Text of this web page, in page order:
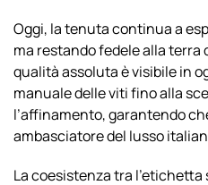
Oggi, la tenuta continua a
ma restando fedele alla terra
qualità assoluta è visibile in
manuale delle viti fino alla
l’affinamento, garantendo
ambasciatore del lusso
La coesistenza tra l’etichetta